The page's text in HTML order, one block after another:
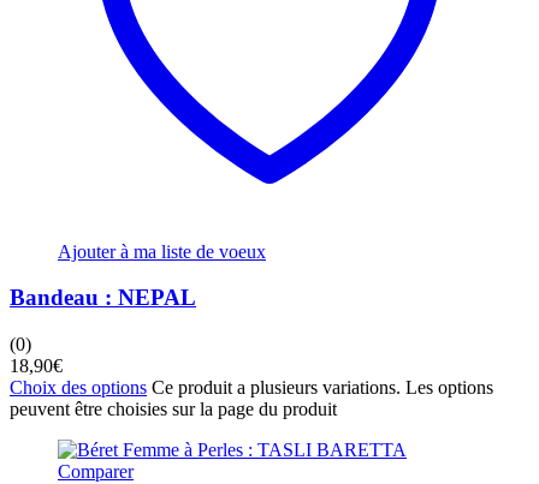
Ajouter à ma liste de voeux
Bandeau : NEPAL
(0)
18,90€
Choix des options Ce produit a plusieurs variations. Les options
peuvent être choisies sur la page du produit
Comparer